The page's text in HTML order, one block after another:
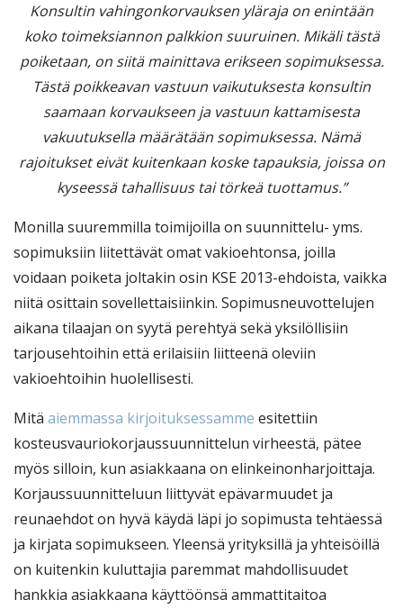
Konsultin vahingonkorvauksen yläraja on enintään
koko toimeksiannon palkkion suuruinen. Mikäli tästä
poiketaan, on siitä mainittava erikseen sopimuksessa.
Tästä poikkeavan vastuun vaikutuksesta konsultin
saamaan korvaukseen ja vastuun kattamisesta
vakuutuksella määrätään sopimuksessa. Nämä
rajoitukset eivät kuitenkaan koske tapauksia, joissa on
kyseessä tahallisuus tai törkeä tuottamus.”
Monilla suuremmilla toimijoilla on suunnittelu- yms.
sopimuksiin liitettävät omat vakioehtonsa, joilla
voidaan poiketa joltakin osin KSE 2013-ehdoista, vaikka
niitä osittain sovellettaisiinkin. Sopimusneuvottelujen
aikana tilaajan on syytä perehtyä sekä yksilöllisiin
tarjousehtoihin että erilaisiin liitteenä oleviin
vakioehtoihin huolellisesti.
Mitä aiemmassa kirjoituksessamme esitettiin
kosteusvauriokorjaussuunnittelun virheestä, pätee
myös silloin, kun asiakkaana on elinkeinonharjoittaja.
Korjaussuunnitteluun liittyvät epävarmuudet ja
reunaehdot on hyvä käydä läpi jo sopimusta tehtäessä
ja kirjata sopimukseen. Yleensä yrityksillä ja yhteisöillä
on kuitenkin kuluttajia paremmat mahdollisuudet
hankkia asiakkaana käyttöönsä ammattitaitoa